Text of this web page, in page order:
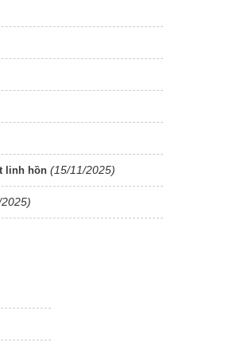
linh hồn (15/11/2025)